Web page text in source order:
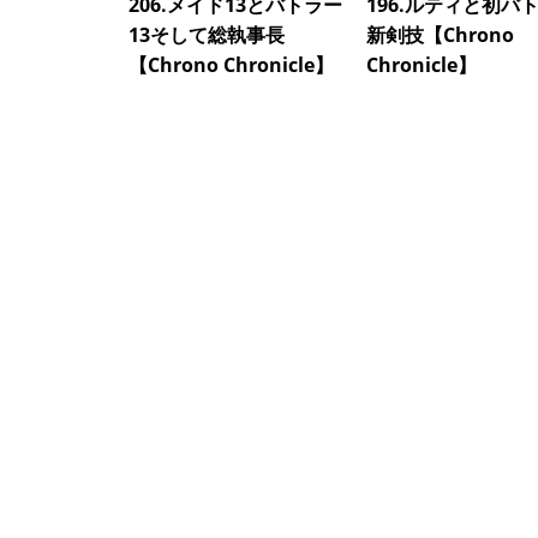
13そして総執事長
【Chrono Chronicle】
新剣技【Chrono
Chronicle】